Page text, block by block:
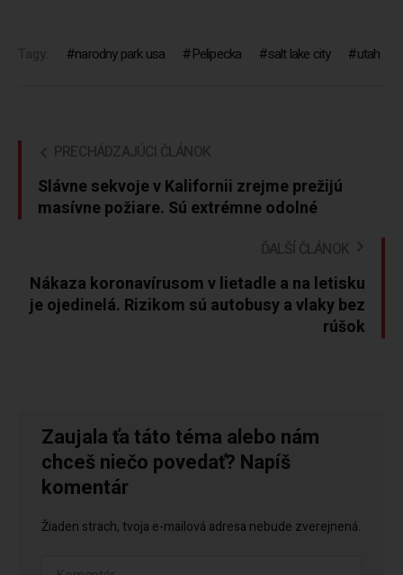
Tagy: narodny park usa Pelipecka salt lake city utah
PRECHÁDZAJÚCI ČLÁNOK
Slávne sekvoje v Kalifornii zrejme prežijú
masívne požiare. Sú extrémne odolné
ĎALŠÍ ČLÁNOK
Nákaza koronavírusom v lietadle a na letisku
je ojedinelá. Rizikom sú autobusy a vlaky bez
rúšok
Zaujala ťa táto téma alebo nám
chceš niečo povedať? Napíš
komentár
Žiaden strach, tvoja e-mailová adresa nebude zverejnená.